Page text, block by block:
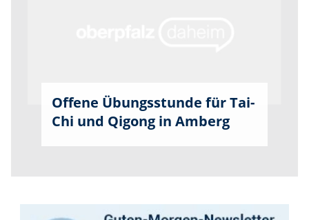
Offene Übungsstunde für Tai-
Chi und Qigong in Amberg